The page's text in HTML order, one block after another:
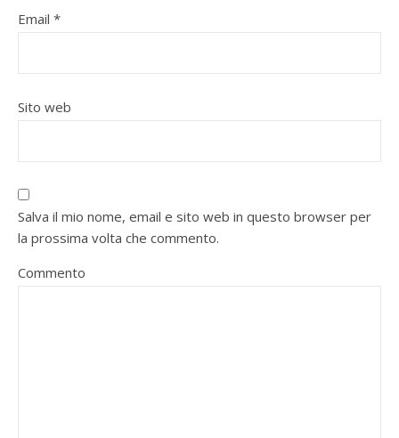
Email *
Sito web
Salva il mio nome, email e sito web in questo browser per
la prossima volta che commento.
Commento